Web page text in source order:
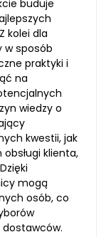
buduje
kolei dla
w sposób
praktyki i
na
wiedzy o
kwestii, jak
klienta,
mogą
osób, co